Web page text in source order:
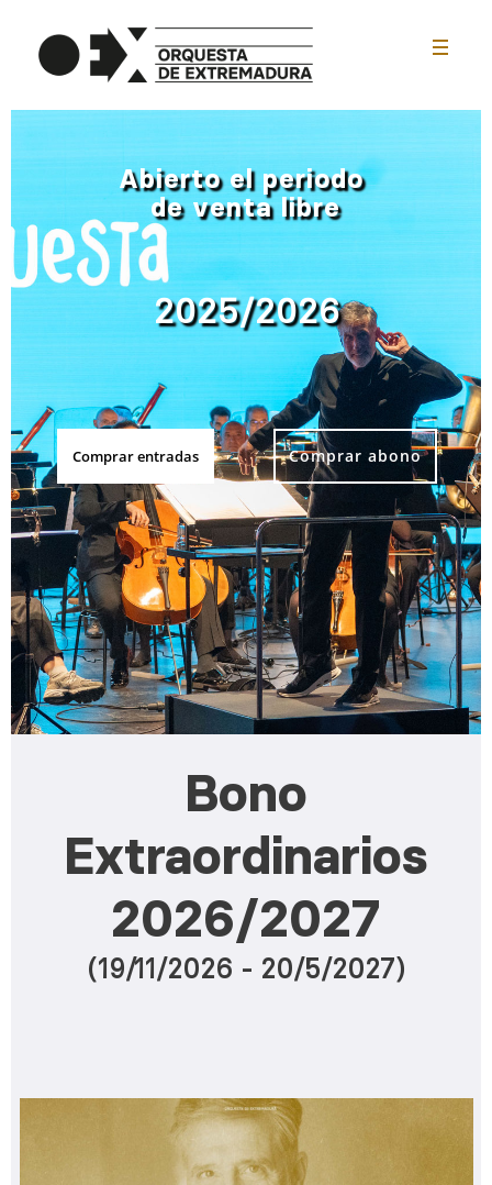
Abierto el periodo
de venta de abonos
2026/2027
Bono
Extraordinarios
2026/2027
(19/11/2026 - 20/5/2027)